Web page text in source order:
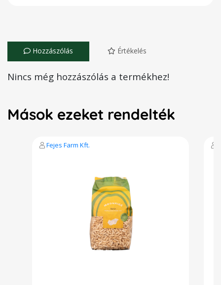
Hozzászólás Értékelés
Nincs még hozzászólás a termékhez!
Mások ezeket rendelték
Fejes Farm Kft.